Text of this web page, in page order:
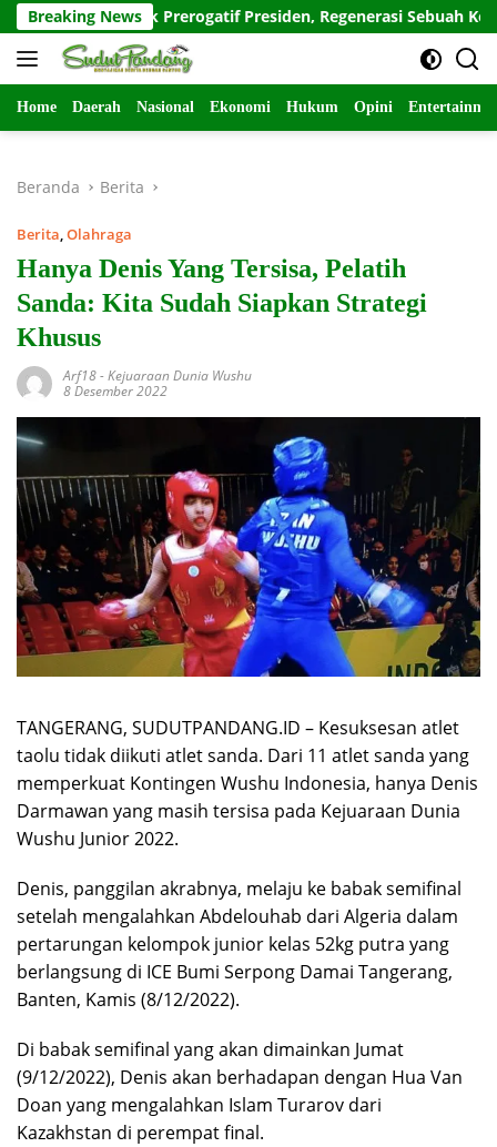
Langsung
ke
konten
Breaking News
Hak Prerogatif Presiden, Regenerasi Sebuah Keniscayaan
Home Daerah Nasional Ekonomi Hukum Opini
Beranda Berita
Berita,Olahraga
Hanya Denis Yang Tersisa, Pelatih
Sanda: Kita Sudah Siapkan Strategi
Khusus
Arf18-Kejuaraan Dunia Wushu
8 Desember 2022
TANGERANG, SUDUTPANDANG.ID – Kesuksesan atlet
taolu tidak diikuti atlet sanda. Dari 11 atlet sanda yang
memperkuat Kontingen Wushu Indonesia, hanya Denis
Darmawan yang masih tersisa pada Kejuaraan Dunia
Wushu Junior 2022.
Denis, panggilan akrabnya, melaju ke babak semifinal
setelah mengalahkan Abdelouhab dari Algeria dalam
pertarungan kelompok junior kelas 52kg putra yang
berlangsung di ICE Bumi Serpong Damai Tangerang,
Banten, Kamis (8/12/2022).
Di babak semifinal yang akan dimainkan Jumat
(9/12/2022), Denis akan berhadapan dengan Hua Van
Doan yang mengalahkan Islam Turarov dari
Kazakhstan di perempat final.